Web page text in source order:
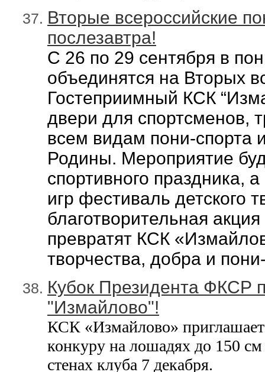
Вторые всероссийские
послезавтра!
С 26 по 29 сентября в
объединятся на Вторых
Гостеприимный КСК
двери для спортсменов,
всем видам пони-спорта
Родины. Мероприятие
спортивного праздника,
игр фестиваль детского
благотворительная
превратят КСК
творчества, добра и
Кубок Президента ФКСР
"Измайлово"!
КСК «Измайлово»
конкуру на лошадях до 150
стенах клуба 7 декабря.